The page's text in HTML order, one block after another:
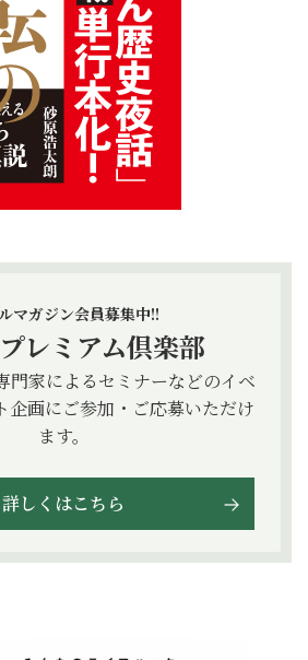
マガジン会員募集中!!
レミアム倶楽部
門家によるセミナーなどのイベ
企画にご参加・ご応募いただけ
ます。
詳しくはこちら